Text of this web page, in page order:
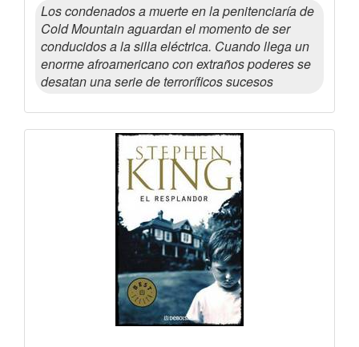
Los condenados a muerte en la penitenciaría de
Cold Mountain aguardan el momento de ser
conducidos a la silla eléctrica. Cuando llega un
enorme afroamericano con extraños poderes se
desatan una serie de terroríficos sucesos